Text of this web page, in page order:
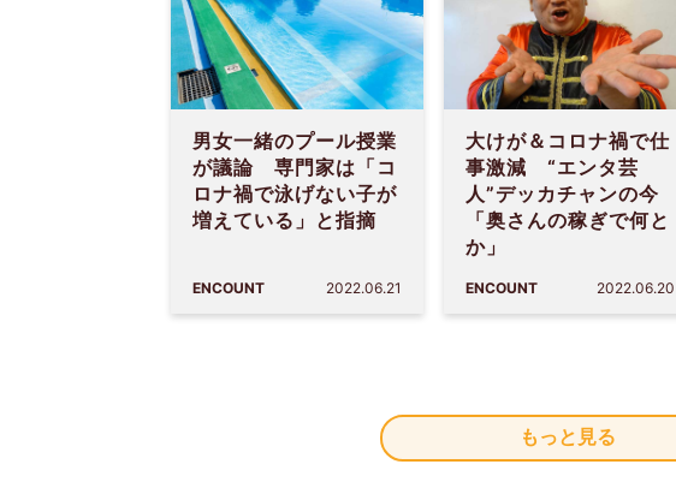
男女一緒のプール授業
が議論 専門家は「コ
ロナ禍で泳げない子が
増えている」と指摘
ENCOUNT 2022.06.21
大けが＆コロナ禍で仕
事激減 “エンタ芸
人”デッカチャンの今
「奥さんの稼ぎで何と
か」
ENCOUNT 2022.06.20
もっと見る